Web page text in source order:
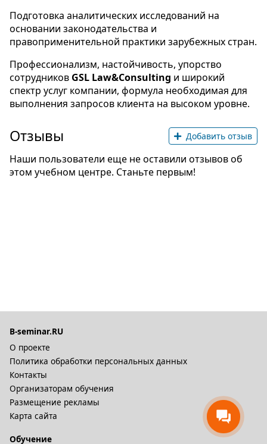
Подготовка аналитических исследований на
основании законодательства и
правоприменительной практики зарубежных стран.
Профессионализм, настойчивость, упорство
сотрудников GSL Law&Consulting и широкий
спектр услуг компании, формула необходимая для
выполнения запросов клиента на высоком уровне.
Отзывы Добавить отзыв
Наши пользователи еще не оставили отзывов об
этом учебном центре. Станьте первым!
B-seminar.RU
О проекте
Политика обработки персональных данных
Контакты
Организаторам обучения
Размещение рекламы
Карта сайта
Обучение